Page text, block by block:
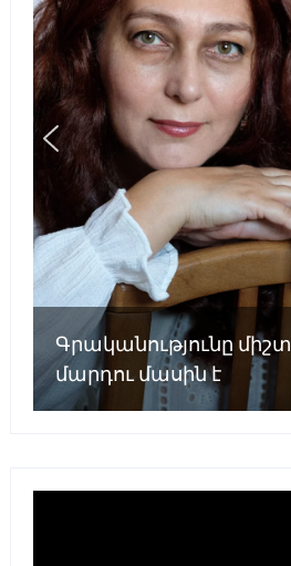
Գրականությունը միշտ
մարդու մասին է